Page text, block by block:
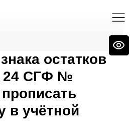
остатков
24 СГФ №
в учётной